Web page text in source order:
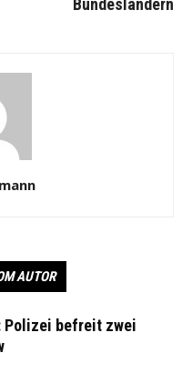
Bundesländern
AUTOR
Polizei befreit zwei